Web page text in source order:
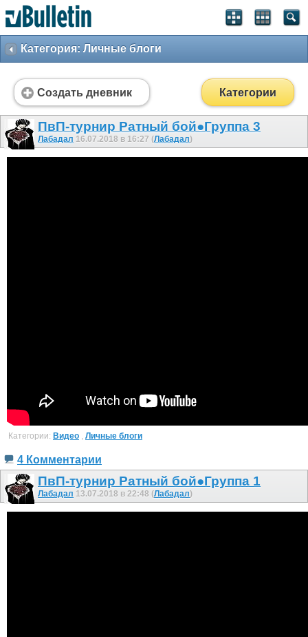
Категория: Личные блоги
Создать дневник Категории
ПвП-турнир Ратный бой●Группа 3
Лабадал 16.07.2018 в 16:27 (Лабадал)
Категории: Видео Личные блоги
4 Комментарии
ПвП-турнир Ратный бой●Группа 1
Лабадал 13.07.2018 в 22:48 (Лабадал)